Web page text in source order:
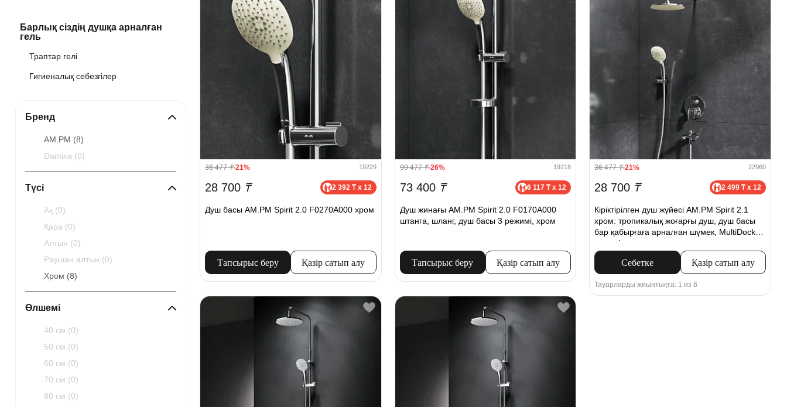
Барлық сіздің душқа арналған
гель
Траптар гелі
Гигиеналық себезгілер
Бренд
AM.PM (8)
Damixa (0)
Түсі
Ақ (0)
Қара (0)
Алтын (0)
Раушан алтын (0)
Хром (8)
Өлшемі
40 см (0)
50 см (0)
60 см (0)
70 см (0)
80 см (0)
36 477₸-21% 19229
28 700 ₸ 2 392 ₸ x 12
Душ басы AM.PM Spirit 2.0 F0270A000 хром
Тапсырыс беру Қазір сатып алу
99 477₸-26% 19218
73 400 ₸ 6 117 ₸ x 12
Душ жинағы AM.PM Spirit 2.0 F0170A000
штанга, шланг, душ басы 3 режимі, хром
Тапсырыс беру Қазір сатып алу
36 477₸-21% 22960
28 700 ₸ 2 499 ₸ x 12
Кіріктірілген душ жүйесі AM.PM Spirit 2.1
хром: тропикалық жоғарғы душ, душ басы
бар қабырғаға арналған шүмек, MultiDock
модулі
Себетке Қазір сатып алу
Тауарларды жиынтықта: 1 из 6